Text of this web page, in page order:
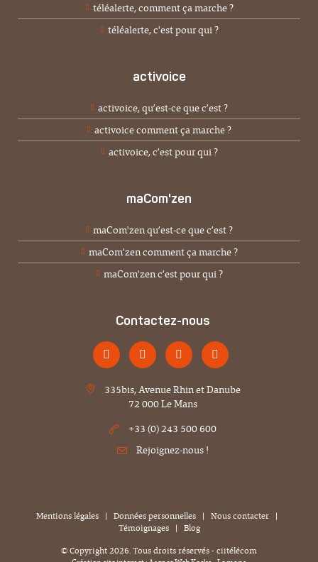
téléalerte, comment ça marche ?
téléalerte, c'est pour qui ?
activoice
activoice, qu’est-ce que c’est ?
activoice comment ça marche ?
activoice, c’est pour qui ?
maCom'zen
maCom'zen qu’est-ce que c’est ?
maCom'zen comment ça marche ?
maCom'zen c’est pour qui ?
Contactez-nous
335bis, Avenue Rhin et Danube
72 000 Le Mans
+33 (0) 243 500 600
Rejoignez-nous !
Mentions légales | Données personnelles | Nous contacter |
Témoignages|
Blog
© Copyright2026. Tous droits réservés - ciitélécom